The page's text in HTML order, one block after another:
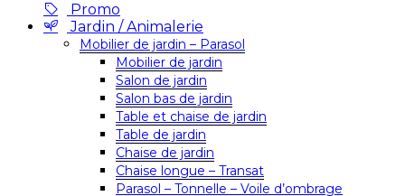
Promo
Jardin / Animalerie
Mobilier de jardin – Parasol
Mobilier de jardin
Salon de jardin
Salon bas de jardin
Table et chaise de jardin
Table de jardin
Chaise de jardin
Chaise longue – Transat
Parasol – Tonnelle – Voile d’ombrage